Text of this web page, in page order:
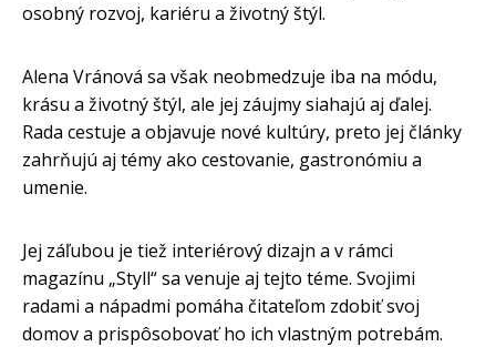
osobný rozvoj, kariéru a životný štýl.
Alena Vránová sa však neobmedzuje iba na módu,
krásu a životný štýl, ale jej záujmy siahajú aj ďalej.
Rada cestuje a objavuje nové kultúry, preto jej články
zahrňujú aj témy ako cestovanie, gastronómiu a
umenie.
Jej záľubou je tiež interiérový dizajn a v rámci
magazínu „Styll“ sa venuje aj tejto téme. Svojimi
radami a nápadmi pomáha čitateľom zdobiť svoj
domov a prispôsobovať ho ich vlastným potrebám.